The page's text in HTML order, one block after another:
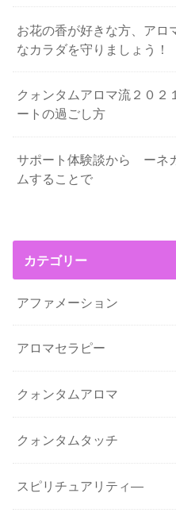
お花の香が好きな方、アロ
なカラダを守りましょう！
クォンタムアロマ流２０２
ートの過ごし方
サポート体験談から ーネ
ムすることで
カテゴリー
アファメーション
アロマセラピー
クォンタムアロマ
クォンタムタッチ
スピリチュアリティ―